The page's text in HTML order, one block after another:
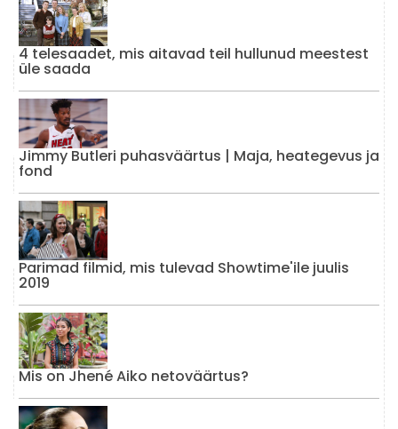
4 telesaadet, mis aitavad teil hullunud meestest
üle saada
Jimmy Butleri puhasväärtus | Maja, heategevus ja
fond
Parimad filmid, mis tulevad Showtime'ile juulis
2019
Mis on Jhené Aiko netoväärtus?